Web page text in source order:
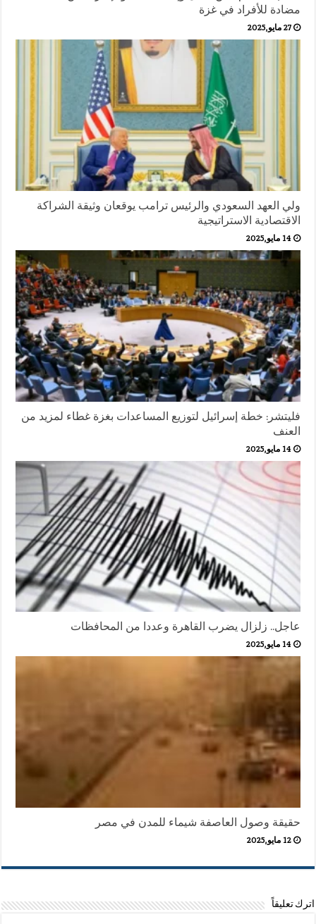
مضادة للأفراد في غزة
27 مايو,2025
ولي العهد السعودي والرئيس ترامب يوقعان وثيقة الشراكة
الاقتصادية الاستراتيجية
14 مايو,2025
فليتشر: خطة إسرائيل لتوزيع المساعدات بغزة غطاء لمزيد من
العنف
14 مايو,2025
عاجل.. زلزال يضرب القاهرة وعددا من المحافظات
14 مايو,2025
حقيقة وصول العاصفة شيماء للمدن في مصر
12 مايو,2025
اترك تعليقاً